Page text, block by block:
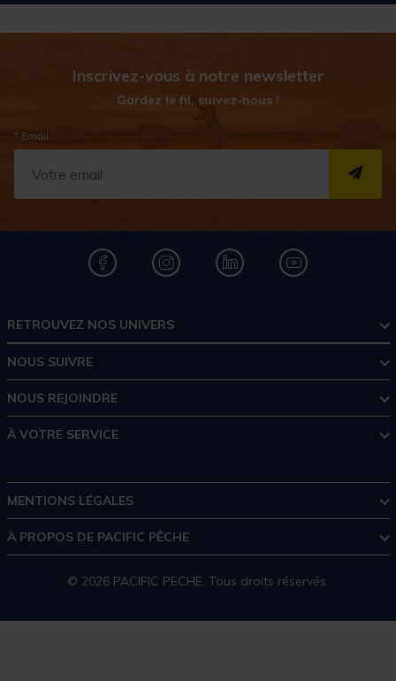
Inscrivez-vous à notre newsletter
Gardez le fil, suivez-nous !
* Email
RETROUVEZ NOS UNIVERS
NOUS SUIVRE
NOUS REJOINDRE
À VOTRE SERVICE
MENTIONS LÉGALES
À PROPOS DE PACIFIC PÊCHE
© 2026 PACIFIC PECHE. Tous droits réservés.